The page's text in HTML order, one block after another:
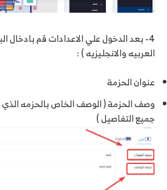
4- بعد الدخول علي الاعدادات قم بادخال
العربيه والانجليزيه ) :
عنوان الحزمة
وصف الحزمة ( الوصف الخاص بالحزمه
جميع التفاصيل )